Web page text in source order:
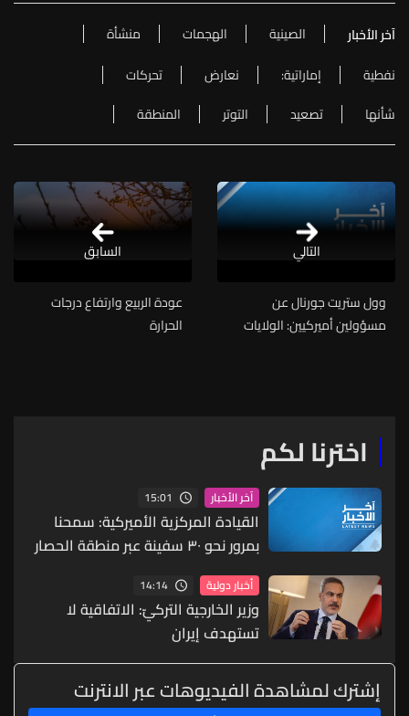
آخر الأخبار الصينية الهجمات
منشأة
نفطية
إماراتية: نعارض
تحركات
شأنها
تصعيد التوتر المنطقة
التالي
وول ستريت جورنال عن
مسؤولين أميركيين: الولايات
عودة الربيع وارتفاع درجات
الحرارة
السابق
اخترنا لكم
آخر الأخبار 15:01
القيادة المركزية الأميركية: سمحنا
بمرور نحو ٣٠ سفينة عبر منطقة الحصار
على إيران لنقل المساعدات الإنسانية
أخبار دولية 14:14
وزير الخارجية التركيّ: الاتفاقية لا
تستهدف إيران
إشترك لمشاهدة الفيديوهات عبر الانترنت